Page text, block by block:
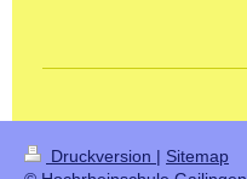
Druckversion | Sitemap